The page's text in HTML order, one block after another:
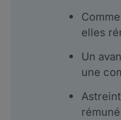
elles
Un
une